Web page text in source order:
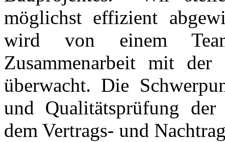
möglichst effizient
wird von einem
Zusammenarbeit mit
überwacht. Die
und Qualitätsprüfung der
dem Vertrags- und